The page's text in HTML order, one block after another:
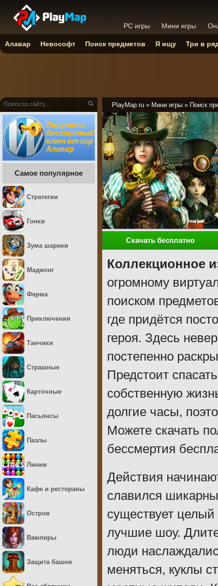
PlayMap.ru » Мини игры » Поиск
Скачать бесплатно
Коллекционное
огромному
поиском
где придётся
героя. Здесь
постепенно
Предстоит
собственную
долгие часы,
Можете скачать
бессмертия
Действия
славился
существует
лучшие шоу.
люди
меняться, куклы
Самое популярное
Стратегии
Гонки
Зума шарики
Маджонг
Ферма
Приключения
Танчики
Страшные
Карточные
Пасьянсы
Пазлы
Линии
Кафе и рестораны
Остров
Вампиры
Защита башни
PC игры Мини игры
Алавар Невософт Поиск предметов Я ищу Три в